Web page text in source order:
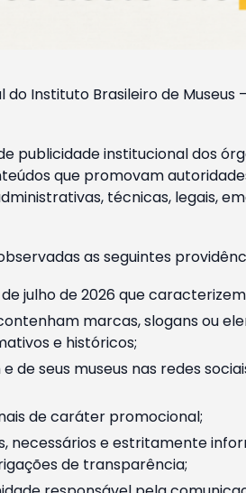
Instituto Brasileiro de
publicidade institucional dos
que promovam
técnicas, legais,
as seguintes
julho de 2026 que
marcas, slogans ou
e históricos;
seus museus nas redes
de caráter promocional;
e estritamente
de transparência;